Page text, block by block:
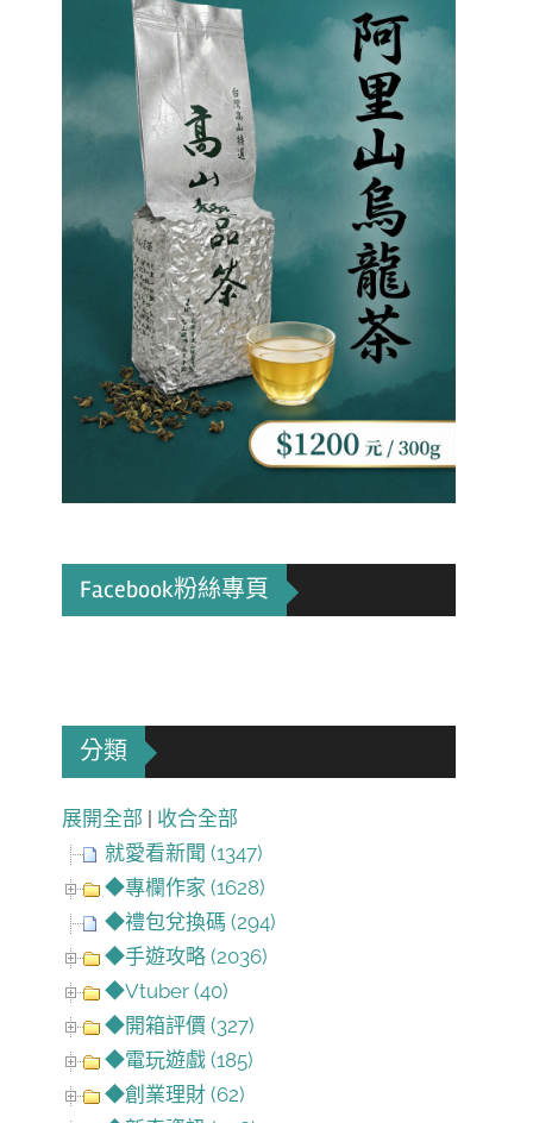
Facebook粉絲專頁
分類
展開全部 | 收合全部
就愛看新聞 (1347)
◆專欄作家 (1628)
◆禮包兌換碼 (294)
◆手遊攻略 (2036)
◆Vtuber (40)
◆開箱評價 (327)
◆電玩遊戲 (185)
◆創業理財 (62)